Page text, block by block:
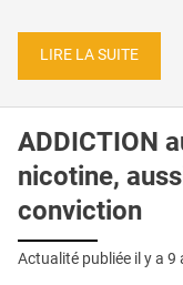
LIRE LA SUITE
ADDICTION
nicotine,
conviction
Actualité publiée il y a 9